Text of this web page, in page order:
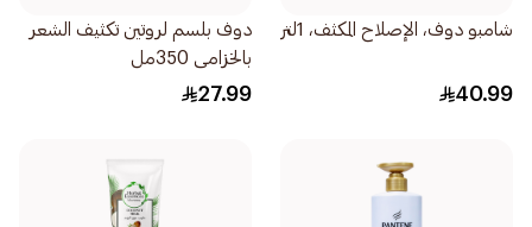
شامبو دوف، الإصلاح المكثف، 1لتر
40.99
دوف بلسم لروتين تكثيف الشعر
بالخزامى 350مل
27.99